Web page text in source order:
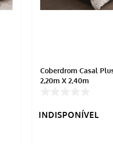
Coberdrom Casal
2,20m X 2,40m
INDISPONÍVEL